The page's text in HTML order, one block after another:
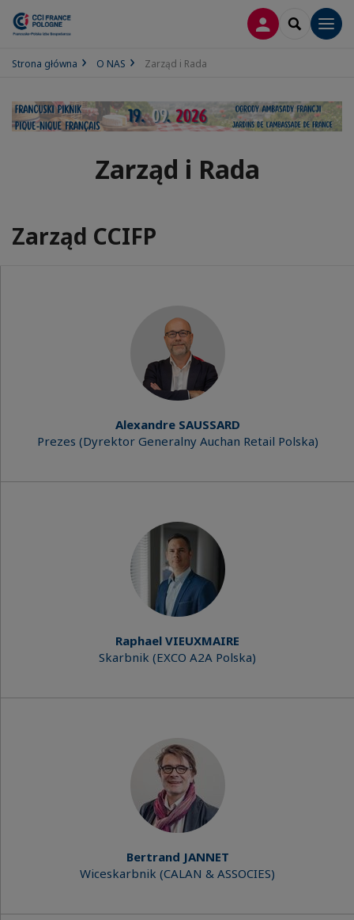
LOGOWANIE
SEARCH
Strona główna O NAS Zarząd i Rada
Zarząd i Rada
Zarząd CCIFP
Alexandre SAUSSARD
Prezes (Dyrektor Generalny Auchan Retail Polska)
Raphael VIEUXMAIRE
Skarbnik (EXCO A2A Polska)
Bertrand JANNET
Wiceskarbnik (CALAN & ASSOCIES)